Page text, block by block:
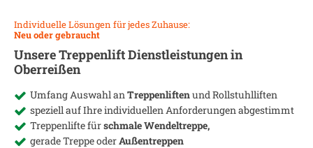
Individuelle Lösungen für jedes Zuhause:
Neu oder gebraucht
Unsere Treppenlift Dienstleistungen in
Oberreißen
Umfang Auswahl anTreppenliftenund Rollstuhlliften
speziell auf Ihre individuellen Anforderungen abgestimmt
Treppenlifte fürschmale Wendeltreppe,
gerade Treppe oderAußentreppen